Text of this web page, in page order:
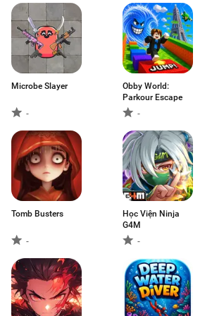
Microbe Slayer
-
Obby World:
Parkour Escape
-
Tomb Busters
-
Học Viện Ninja
G4M
-